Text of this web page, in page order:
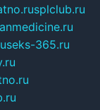
splclub.ru
seks-365.ru